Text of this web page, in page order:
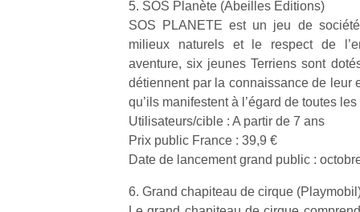
5. SOS Planète (Abeilles Editions)
SOS PLANETE est un jeu de
milieux naturels et le respect de
aventure, six jeunes Terriens sont
détiennent par la connaissance de leur
qu’ils manifestent à l’égard de toutes
Utilisateurs/cible : A partir de 7 ans
Prix public France : 39,9 €
Date de lancement grand public :
6. Grand chapiteau de cirque
…